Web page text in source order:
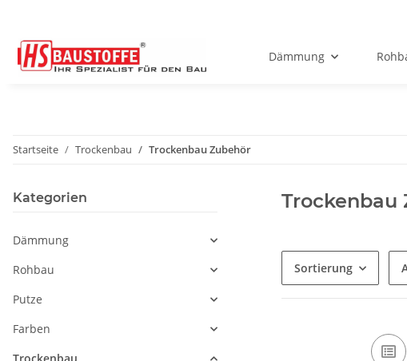
Dämmung
Startseite Trockenbau Trockenbau Zubehör
Trockenbau
Sortierung
Kategorien
Dämmung
Rohbau
Putze
Farben